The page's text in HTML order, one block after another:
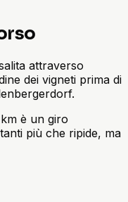
attraverso
dei vigneti prima di
è un giro
più che ripide, ma